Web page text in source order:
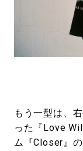
もう一型は、
った『Love
ム『Closer』